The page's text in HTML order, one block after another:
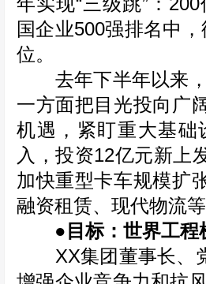
国企业500强排名中
位。
去年下半年以来，
一方面把目光投向广
机遇，紧盯重大基础
入，投资12亿元新上
加快重型卡车规模扩
融资租赁、现代物流等
●目标：世界工程
XX集团董事长、党